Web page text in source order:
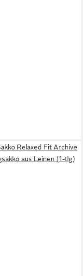
Relaxed Fit Archive
aus Leinen (1-tlg)